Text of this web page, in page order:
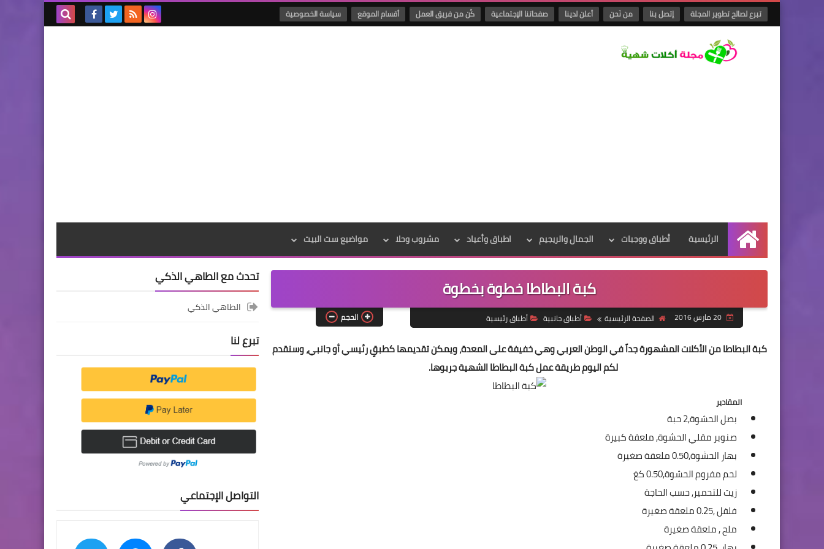
تبرع لصالح تطوير المجلة إتصل بنا من نَحن أعلن لدينا صفحاتنا الإجتماعية كُن من فريق العمل أقسام الموقع سياسة الخصوصية
الرئيسية
الرئيسية أطباق ووجبات الجمال والريجيم اطباق وأعياد مشروب وحلا مواضيع ست البيت
كبة البطاطا خطوة بخطوة
20 مارس 2016 الصفحة الرئيسية أطباق جانبية أطباق رئيسية الحجم
كبة البطاطا من الأكلات المشهورة جداً في الوطن العربي وهي خفيفة على المعدة، ويمكن تقديمها كطبقٍ رئيسي أو جانبي، وسنقدم
لكم اليوم طريقة عمل كبة البطاطا الشهية جربوها.
المقادير
بصل الحشوة,2 حبة
صنوبر مقلي الحشوة,ملعقة كبيرة
بهار الحشوة,0.50 ملعقة صغيرة
لحم مفروم الحشوة,0.50 كغ
زيت للتحمير,حسب الحاجة
فلفل ,0.25 ملعقة صغيرة
ملح ,ملعقة صغيرة
تحدث مع الطاهي الذكي
الطاهي الذكي
تبرع لنا
التواصل الإجتماعي